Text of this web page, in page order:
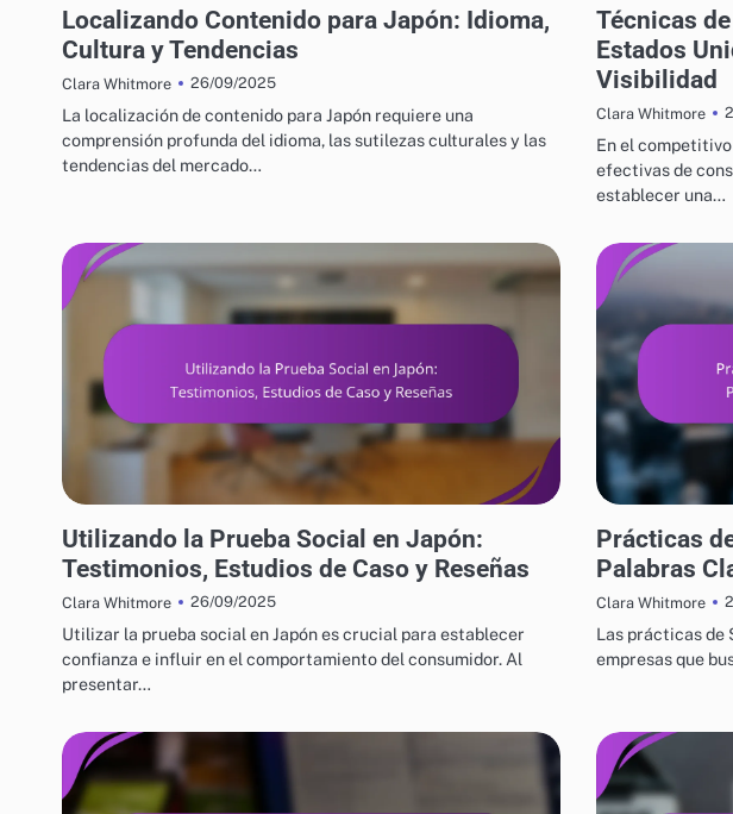
Localizando Contenido para Japón: Idioma,
Cultura y Tendencias
Clara Whitmore 26/09/2025
La localización de contenido para Japón requiere una
comprensión profunda del idioma, las sutilezas culturales y las
tendencias del mercado…
Técnicas
Estados
Visibilidad
Clara Whitmore
En el
efectivas de
establecer una…
Utilizando la Prueba Social en Japón:
Testimonios, Estudios de Caso y Reseñas
Clara Whitmore 26/09/2025
Utilizar la prueba social en Japón es crucial para establecer
confianza e influir en el comportamiento del consumidor. Al
presentar…
Prácticas
Palabras
Clara Whitmore
Las prácticas de
empresas que